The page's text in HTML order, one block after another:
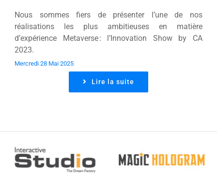
Nous sommes fiers de présenter l’une de nos
réalisations les plus ambitieuses en matière
d’expérience Metaverse : l’Innovation Show by CA
2023.
Mercredi 28 Mai 2025
Lire la suite